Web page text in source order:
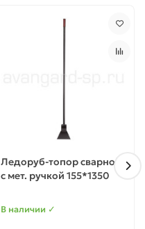
Ледоруб-топор сварной
с мет. ручкой 155*1350
В наличии ✓